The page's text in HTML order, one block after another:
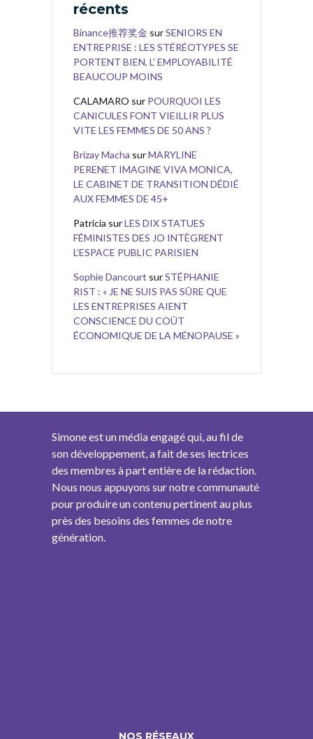
récents
Binance推荐奖金 surSENIORS EN
ENTREPRISE : LES STÉRÉOTYPES SE
PORTENT BIEN, L’ EMPLOYABILITÉ
BEAUCOUP MOINS
CALAMARO sur POURQUOI LES
CANICULES FONT VIEILLIR PLUS
VITE LES FEMMES DE 50 ANS ?
Brizay Macha surMARYLINE
PERENET IMAGINE VIVA MONICA,
LE CABINET DE TRANSITION DÉDIÉ
AUX FEMMES DE 45+
Patricia surLES DIX STATUES
FÉMINISTES DES JO INTÈGRENT
L’ESPACE PUBLIC PARISIEN
Sophie Dancourt surSTÉPHANIE
RIST : « JE NE SUIS PAS SÛRE QUE
LES ENTREPRISES AIENT
CONSCIENCE DU COÛT
ÉCONOMIQUE DE LA MÉNOPAUSE »
Simone est un média engagé qui, au fil de
son développement, a fait de ses lectrices
des membres à part entière de la rédaction.
Nous nous appuyons sur notre communauté
pour produire un contenu pertinent au plus
près des besoins des femmes de notre
génération.
NOS RÉSEAUX